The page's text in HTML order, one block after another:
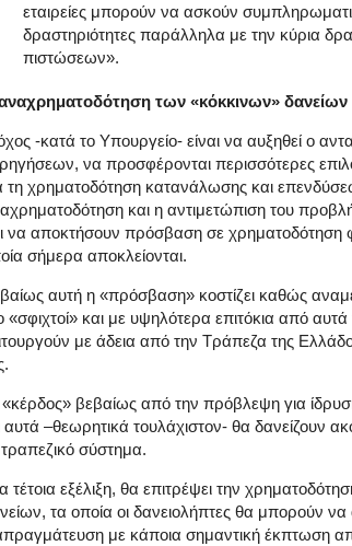
εταιρείες μπορούν να ασκούν
δραστηριότητες παράλληλα με την κύρια
πιστώσεων».
των «κόκκινων» δανείων
-κατά το Υπουργείο- είναι να αυξηθεί ο
να προσφέρονται περισσότερες
τη χρηματοδότηση κατανάλωσης και
και η αντιμετώπιση του
να αποκτήσουν πρόσβαση σε χρηματοδότηση
σήμερα αποκλείονται.
αυτή η «πρόσβαση» κοστίζει καθώς
«σφιχτοί» και με υψηλότερα επιτόκια από
με άδεια από την Τράπεζα της
βεβαίως από την πρόβλεψη για
αυτά –θεωρητικά τουλάχιστον- θα δανείζουν
σύστημα.
τέτοια εξέλιξη, θα επιτρέψει την
τα οποία οι δανειολήπτες θα μπορούν
με κάποια σημαντική έκπτωση